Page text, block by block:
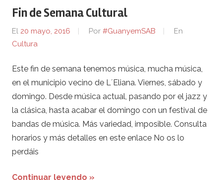
Fin de Semana Cultural
El 20 mayo, 2016 Por #GuanyemSAB
En
Cultura
Este fin de semana tenemos música, mucha música,
en el municipio vecino de L´Eliana. Viernes, sábado y
domingo. Desde música actual, pasando por el jazz y
la clásica, hasta acabar el domingo con un festival de
bandas de música. Más variedad, imposible. Consulta
horarios y más detalles en este enlace No os lo
perdáis
Continuar leyendo »